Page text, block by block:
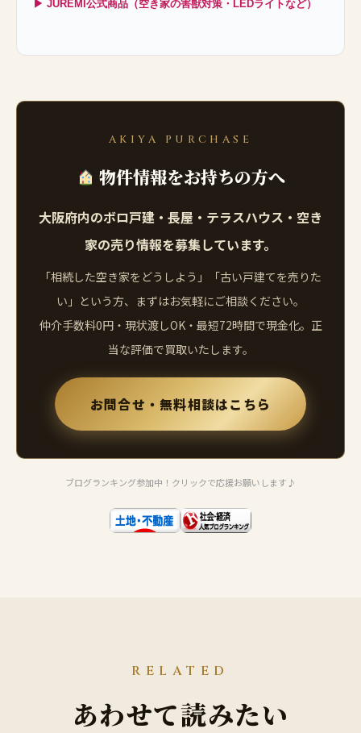
▶ JUREMI公式商品（空き家の害獣対策・LEDライトなど）
AKIYA PURCHASE
物件情報をお持ちの方へ
大阪府内のボロ戸建・長屋・テラスハウス・空き
家の売り情報を募集しています。
「相続した空き家をどうしよう」「古い戸建てを売りた
い」という方、まずはお気軽にご相談ください。
仲介手数料0円・現状渡しOK・最短72時間で現金化。正
当な評価で買取いたします。
お問合せ・無料相談はこちら
ブログランキング参加中！クリックで応援お願いします♪
RELATED
あわせて読みたい